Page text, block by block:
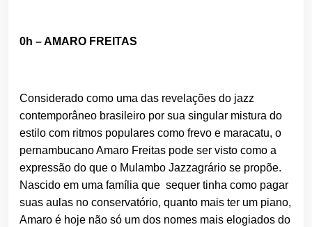
0h – AMARO FREITAS
Considerado como uma das revelações do jazz
contemporâneo brasileiro por sua singular mistura do
estilo com ritmos populares como frevo e maracatu, o
pernambucano Amaro Freitas pode ser visto como a
expressão do que o Mulambo Jazzagrário se propõe.
Nascido em uma família que sequer tinha como pagar
suas aulas no conservatório, quanto mais ter um piano,
Amaro é hoje não só um dos nomes mais elogiados do